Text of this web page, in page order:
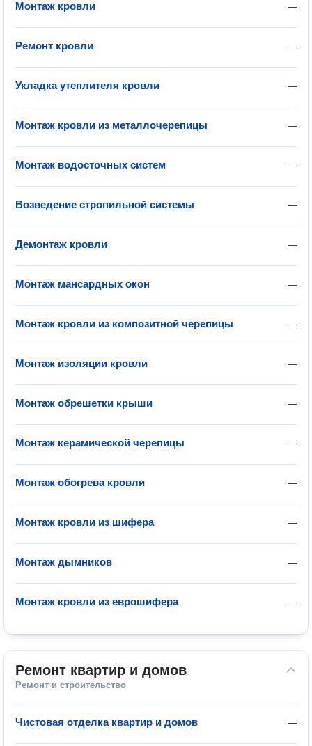
—
Монтаж кровли
—
Ремонт кровли
—
Укладка утеплителя кровли
—
Монтаж кровли из металлочерепицы
—
Монтаж водосточных систем
—
Возведение стропильной системы
—
Демонтаж кровли
—
Монтаж мансардных окон
—
Монтаж кровли из композитной черепицы
—
Монтаж изоляции кровли
—
Монтаж обрешетки крыши
—
Монтаж керамической черепицы
—
Монтаж обогрева кровли
—
Монтаж кровли из шифера
—
Монтаж дымников
—
Монтаж кровли из еврошифера
Ремонт квартир и домов
Ремонт и строительство
—
Чистовая отделка квартир и домов